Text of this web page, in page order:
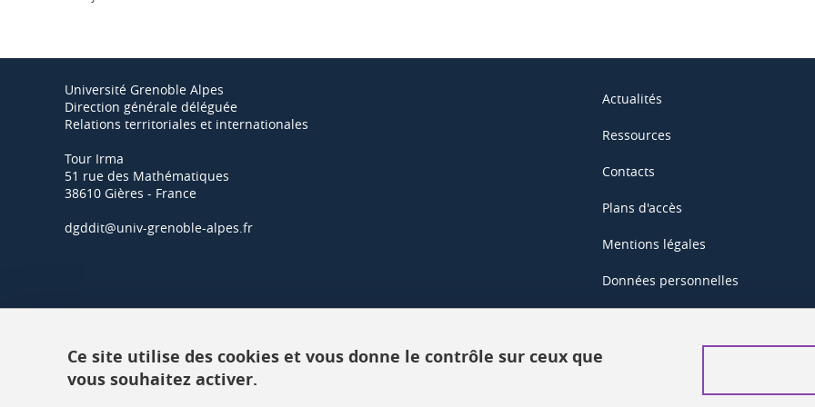
Université Grenoble Alpes
Direction générale déléguée
Relations territoriales et internationales
Tour Irma
51 rue des Mathématiques
38610 Gières - France
dgddit@univ-grenoble-alpes.fr
Actualités
Ressources
Contacts
Plans d'accès
Mentions légales
Données personnelles
Ce site utilise des cookies et vous donne le contrôle sur ceux que
vous souhaitez activer.